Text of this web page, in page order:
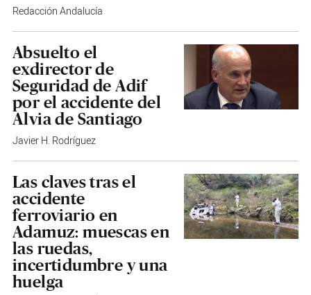
Redacción Andalucía
Absuelto el
exdirector de
Seguridad de Adif
por el accidente del
Alvia de Santiago
Javier H. Rodríguez
Las claves tras el
accidente
ferroviario en
Adamuz: muescas en
las ruedas,
incertidumbre y una
huelga